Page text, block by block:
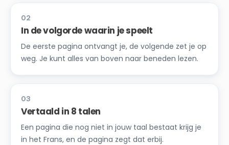
02
In de volgorde waarin je speelt
De eerste pagina ontvangt je, de volgende zet je op
weg. Je kunt alles van boven naar beneden lezen.
03
Vertaald in 8 talen
Een pagina die nog niet in jouw taal bestaat krijg je
in het Frans, en de pagina zegt dat erbij.